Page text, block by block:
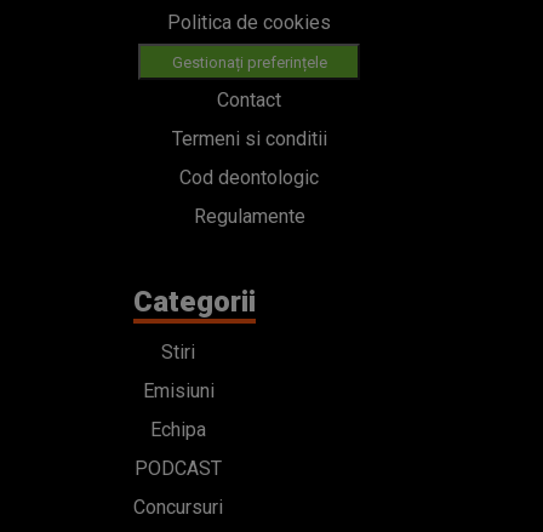
Politica de cookies
Gestionați preferințele
Contact
Termeni si conditii
Cod deontologic
Regulamente
Categorii
Stiri
Emisiuni
Echipa
PODCAST
Concursuri